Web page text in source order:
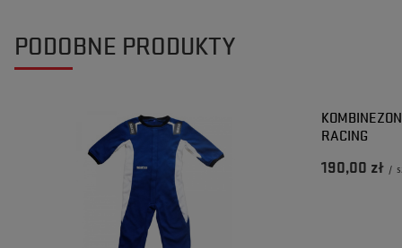
2024-01-08
Magda
2023-11-12
Adam
PODOBNE PRODUKTY
RACING
190,00 zł /